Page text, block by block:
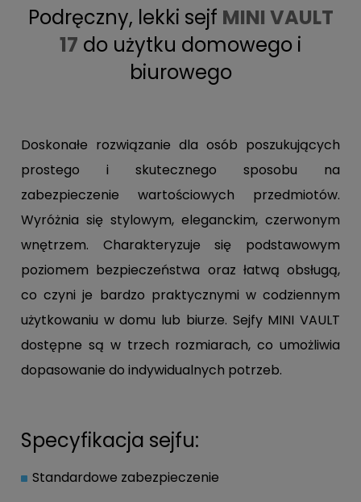
Podręczny, lekki sejf MINI VAULT
17 do użytku domowego i
biurowego
Doskonałe rozwiązanie dla osób poszukujących
prostego i skutecznego sposobu na
zabezpieczenie wartościowych przedmiotów.
Wyróżnia się stylowym, eleganckim, czerwonym
wnętrzem. Charakteryzuje się podstawowym
poziomem bezpieczeństwa oraz łatwą obsługą,
co czyni je bardzo praktycznymi w codziennym
użytkowaniu w domu lub biurze. Sejfy MINI VAULT
dostępne są w trzech rozmiarach, co umożliwia
dopasowanie do indywidualnych potrzeb.
Specyfikacja sejfu:
Standardowe zabezpieczenie